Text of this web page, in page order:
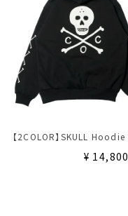
【2COLOR】SKULL Hoodie
¥ 14,800